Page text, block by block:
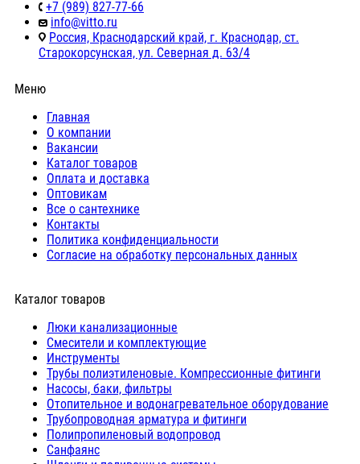
+7 (989) 827-77-66
info@vitto.ru
Россия, Краснодарский край, г. Краснодар, ст.
Старокорсунская, ул. Северная д. 63/4
Меню
Главная
О компании
Вакансии
Каталог товаров
Оплата и доставка
Оптовикам
Все о сантехнике
Контакты
Политика конфиденциальности
Согласие на обработку персональных данных
Каталог товаров
Люки канализационные
Cмесители и комплектующие
Инструменты
Трубы полиэтиленовые. Компрессионные фитинги
Насосы, баки, фильтры
Отопительное и водонагревательное оборудование
Трубопроводная арматура и фитинги
Полипропиленовый водопровод
Санфаянс